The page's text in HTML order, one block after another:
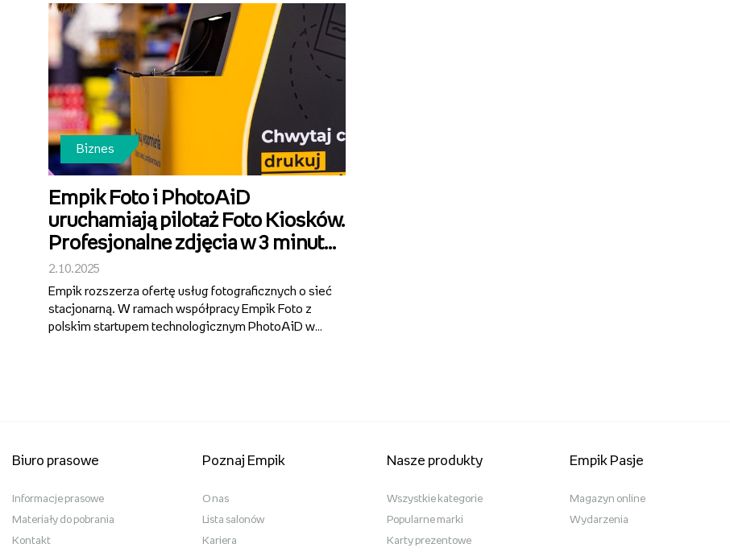
warszawskim Klubie Empik oraz otwarte sesj...
Biznes
Empik Foto i PhotoAiD
uruchamiają pilotaż Foto Kiosków.
Profesjonalne zdjęcia w 3 minuty
w salonach Empik
2.10.2025
Empik rozszerza ofertę usług fotograficznych o sieć
stacjonarną. W ramach współpracy Empik Foto z
polskim startupem technologicznym PhotoAiD w
Biuro prasowe
Informacje prasowe
Materiały do pobrania
Kontakt
Poznaj Empik
O nas
Lista salonów
Kariera
Nasze produkty
Wszystkie kategorie
Popularne marki
Karty prezentowe
Empik Pasje
Magazyn online
Wydarzenia